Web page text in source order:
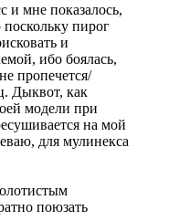
и мне показалось,
пирог
и
ибо боялась,
пропечется/
Дыквот, как
модели при
на мой
для мулинекса
поюзать